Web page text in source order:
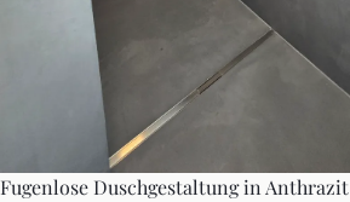
Fugenlose Duschgestaltung in Anthrazit